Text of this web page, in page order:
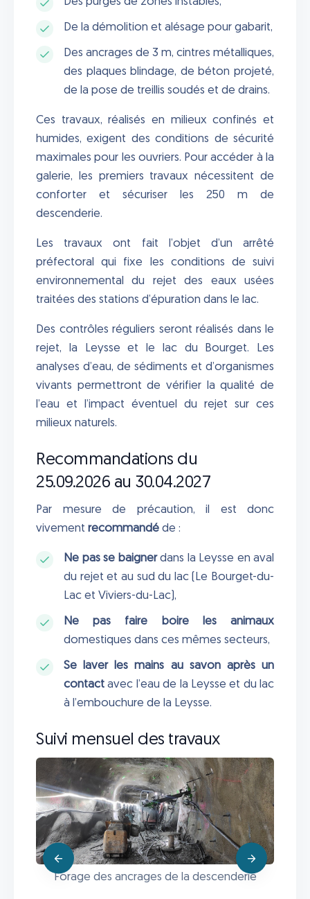
De la démolition et alésage pour gabarit,
Des ancrages de 3 m, cintres métalliques,
des plaques blindage, de béton projeté,
de la pose de treillis soudés et de drains.
Ces travaux, réalisés en milieux confinés et
humides, exigent des conditions de sécurité
maximales pour les ouvriers. Pour accéder à la
galerie, les premiers travaux nécessitent de
conforter et sécuriser les 250 m de
descenderie.
Les travaux ont fait l’objet d’un arrêté
préfectoral qui fixe les conditions de suivi
environnemental du rejet des eaux usées
traitées des stations d’épuration dans le lac.
Des contrôles réguliers seront réalisés dans le
rejet, la Leysse et le lac du Bourget. Les
analyses d’eau, de sédiments et d’organismes
vivants permettront de vérifier la qualité de
l’eau et l’impact éventuel du rejet sur ces
milieux naturels.
Recommandations du
25.09.2026 au 30.04.2027
Par mesure de précaution, il est donc
vivement recommandé de :
Ne pas se baignerdans la Leysse en aval
du rejet et au sud du lac (Le Bourget-du-
Lac et Viviers-du-Lac),
Ne pas faire boire les animaux
domestiques dans ces mêmes secteurs,
Se laver les mains au savon après un
contact avec l’eau de la Leysse et du lac
à l’embouchure de la Leysse.
Suivi mensuel des travaux
Forage des ancrages de la descenderie